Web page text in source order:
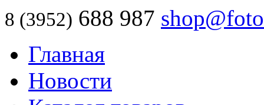
8 (3952) 688 987
Главная
Новости